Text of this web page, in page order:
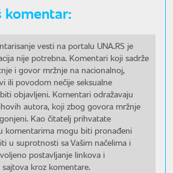
komentar:
vesti na portalu UNA.RS je
nije potrebna. Komentari koji sadrže
i govor mržnje na nacionalnoj,
ili povodom nečije seksualne
objavljeni. Komentari odražavaju
autora, koji zbog govora mržnje
Kao čitatelj prihvatate
komentarima mogu biti pronađeni
u suprotnosti sa Vašim načelima i
postavljanje linkova i
kroz komentare.